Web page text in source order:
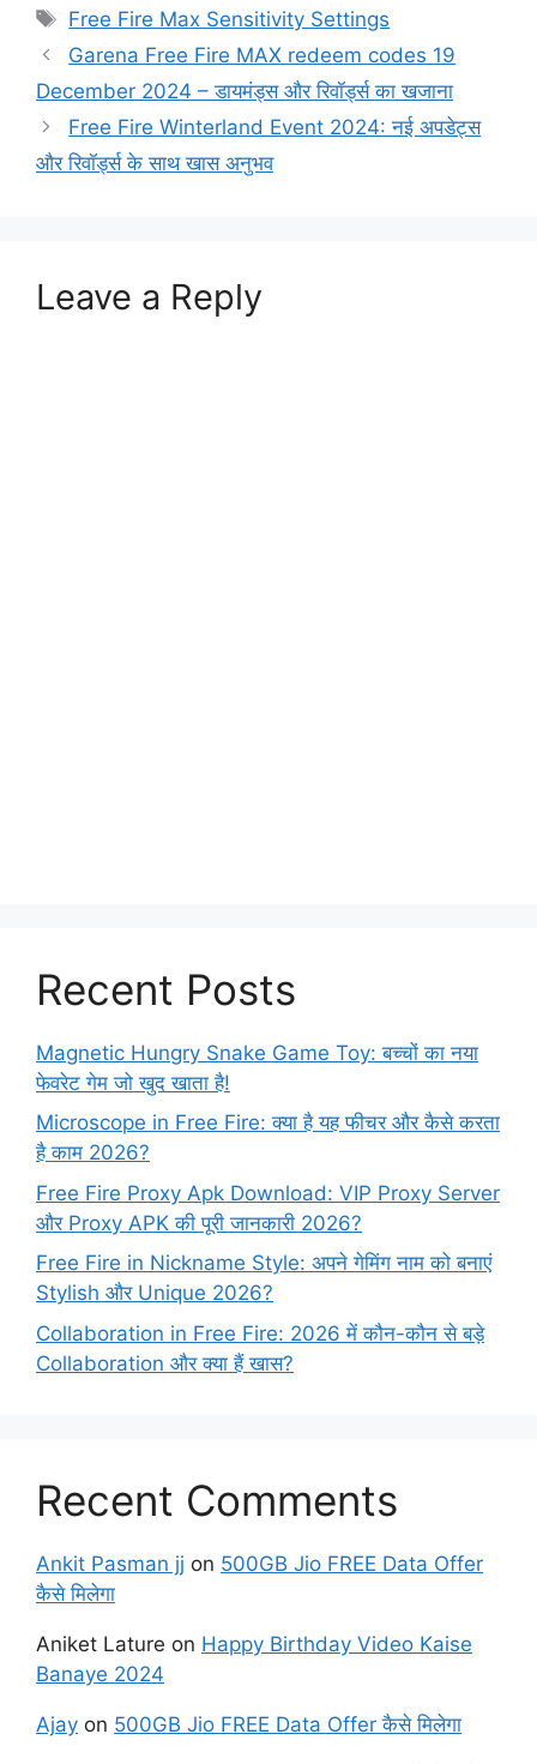
Tags
Free Fire Max Sensitivity Settings
Garena Free Fire MAX redeem codes 19
December 2024 – डायमंड्स और रिवॉर्ड्स का खजाना
Free Fire Winterland Event 2024: नई अपडेट्स
और रिवॉर्ड्स के साथ खास अनुभव
Leave a Reply
Recent Posts
Magnetic Hungry Snake Game Toy: बच्चों का नया
फेवरेट गेम जो खुद खाता है!
Microscope in Free Fire: क्या है यह फीचर और कैसे करता
है काम 2026?
Free Fire Proxy Apk Download: VIP Proxy Server
और Proxy APK की पूरी जानकारी 2026?
Free Fire in Nickname Style: अपने गेमिंग नाम को बनाएं
Stylish और Unique 2026?
Collaboration in Free Fire: 2026 में कौन-कौन से बड़े
Collaboration और क्या हैं खास?
Recent Comments
Ankit Pasman jj on 500GB Jio FREE Data Offer
कैसे मिलेगा
Aniket Lature on Happy Birthday Video Kaise
Banaye 2024
Ajay on 500GB Jio FREE Data Offer कैसे मिलेगा